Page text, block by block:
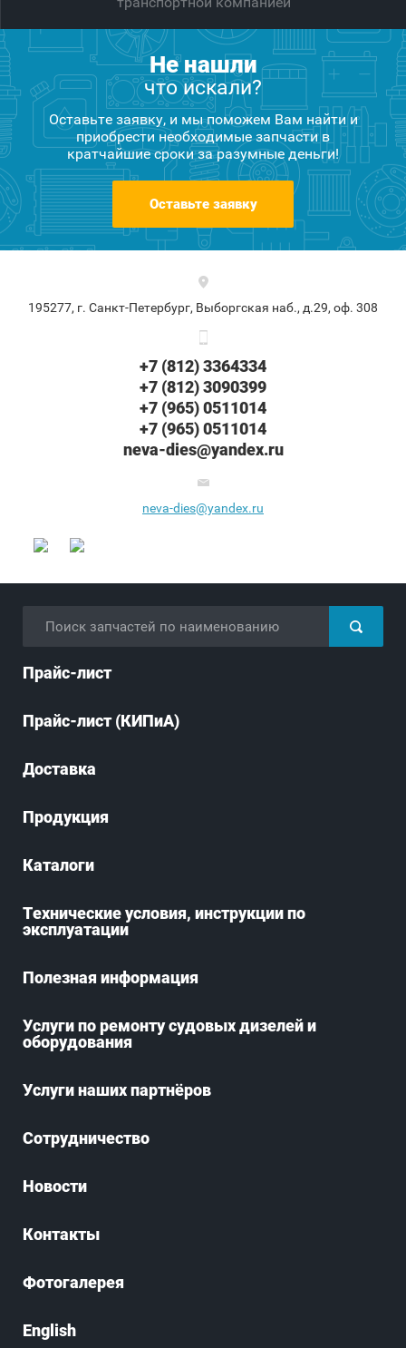
Не нашли
что искали?
Оставьте заявку, и мы поможем Вам найти и
приобрести необходимые запчасти в
кратчайшие сроки за разумные деньги!
Оставьте заявку
195277, г. Санкт-Петербург, Выборгская наб., д.29, оф. 308
+7 (812) 3364334
+7 (812) 3090399
+7 (965) 0511014
+7 (965) 0511014
neva-dies@yandex.ru
neva-dies@yandex.ru
Прайс-лист
Прайс-лист (КИПиА)
Доставка
Продукция
Каталоги
Технические условия, инструкции по
эксплуатации
Полезная информация
Услуги по ремонту судовых дизелей и
оборудования
Услуги наших партнёров
Сотрудничество
Новости
Контакты
Фотогалерея
English